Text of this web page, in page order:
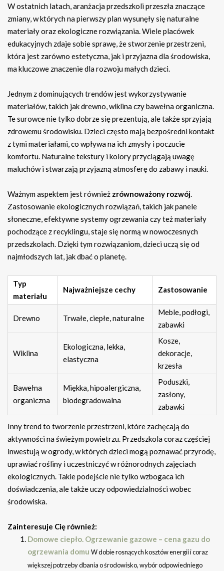
W ostatnich latach, aranżacja przedszkoli przeszła znaczące
zmiany, w których na pierwszy plan wysunęły się naturalne
materiały oraz ekologiczne rozwiązania. Wiele placówek
edukacyjnych zdaje sobie sprawę, że stworzenie przestrzeni,
która jest zarówno estetyczna, jak i przyjazna dla środowiska,
ma kluczowe znaczenie dla rozwoju małych dzieci.
Jednym z dominujących trendów jest wykorzystywanie
materiałów, takich jak drewno, wiklina czy bawełna organiczna.
Te surowce nie tylko dobrze się prezentują, ale także sprzyjają
zdrowemu środowisku. Dzieci często mają bezpośredni kontakt
z tymi materiałami, co wpływa na ich zmysły i poczucie
komfortu. Naturalne tekstury i kolory przyciągają uwagę
maluchów i stwarzają przyjazną atmosferę do zabawy i nauki.
Ważnym aspektem jest również zrównoważony rozwój.
Zastosowanie ekologicznych rozwiązań, takich jak panele
słoneczne, efektywne systemy ogrzewania czy też materiały
pochodzące z recyklingu, staje się normą w nowoczesnych
przedszkolach. Dzięki tym rozwiązaniom, dzieci uczą się od
najmłodszych lat, jak dbać o planetę.
Typ
materiału
Najważniejsze cechy Zastosowanie
Drewno Trwałe, ciepłe, naturalne
Meble, podłogi,
zabawki
Wiklina
Ekologiczna, lekka,
elastyczna
Kosze,
dekoracje,
krzesła
Bawełna
organiczna
Miękka, hipoalergiczna,
biodegradowalna
Poduszki,
zasłony,
zabawki
Inny trend to tworzenie przestrzeni, które zachęcają do
aktywności na świeżym powietrzu. Przedszkola coraz częściej
inwestują w ogrody, w których dzieci mogą poznawać przyrodę,
uprawiać rośliny i uczestniczyć w różnorodnych zajęciach
ekologicznych. Takie podejście nie tylko wzbogaca ich
doświadczenia, ale także uczy odpowiedzialności wobec
środowiska.
Zainteresuje Cię również:
Domowe ciepło. Ogrzewanie gazowe – cena gazu do
ogrzewania domu W dobie rosnących kosztów energii i coraz
większej potrzeby dbania o środowisko, wybór odpowiedniego